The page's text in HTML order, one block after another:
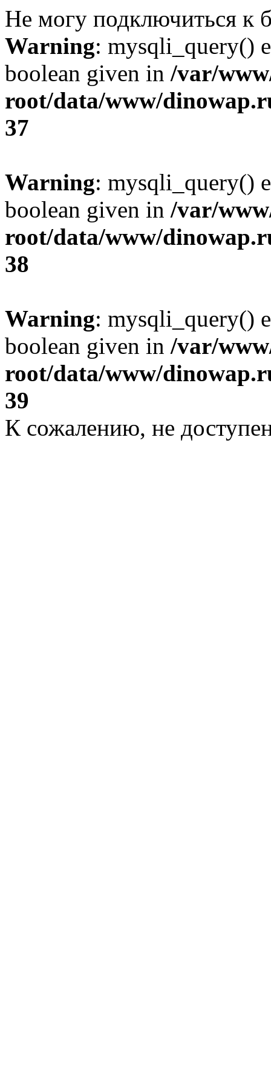
Не могу подключиться к
Warning: mysqli_query()
boolean given in /var/
root/data/www/
37
Warning: mysqli_query()
boolean given in /var/
root/data/www/
38
Warning: mysqli_query()
boolean given in /var/
root/data/www/
39
К сожалению, не